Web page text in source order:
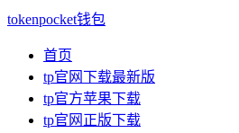
tokenpocket钱包
首页
tp官网下载最新版
tp官方苹果下载
tp官网正版下载